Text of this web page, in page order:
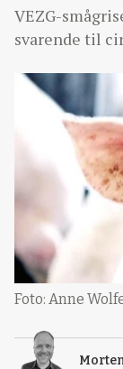
VEZG-
svarende til
Foto: Anne